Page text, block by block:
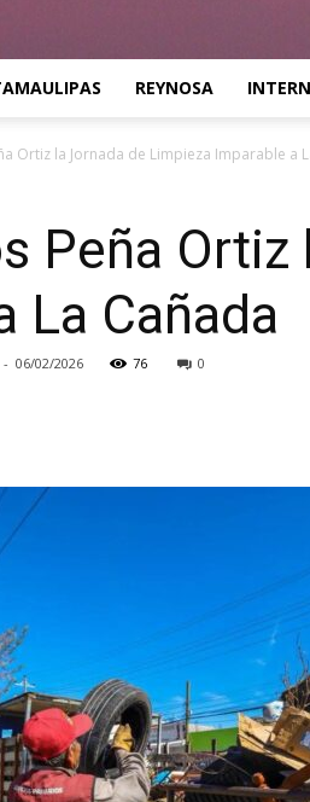
REYNOSA
Ortiz la Jornada de Limpieza Imparable a
Peña
La Cañada
- 06/02/2026 76 0